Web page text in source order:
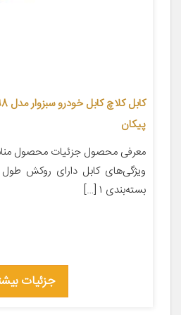
پیکان
بسته‌بندی ۱ […]
جزئیات